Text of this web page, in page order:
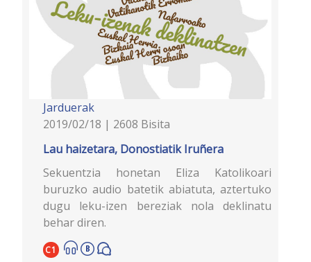
Jarduerak
2019/02/18 | 2608 Bisita
Lau haizetara, Donostiatik Iruñera
Sekuentzia honetan Eliza Katolikoari
buruzko audio batetik abiatuta, aztertuko
dugu leku-izen bereziak nola deklinatu
behar diren.
C1